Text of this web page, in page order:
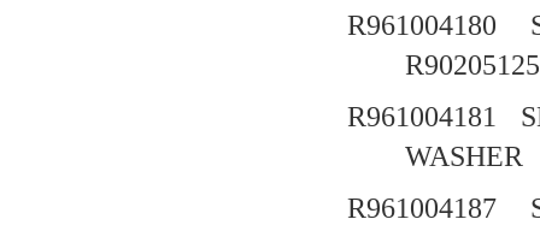
R961004180
R961004181
R961004187